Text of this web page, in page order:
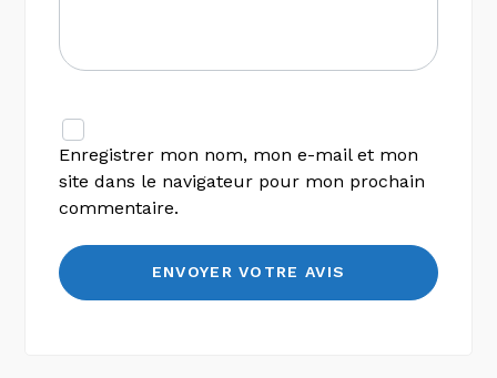
Enregistrer mon nom, mon e-mail et mon
site dans le navigateur pour mon prochain
commentaire.